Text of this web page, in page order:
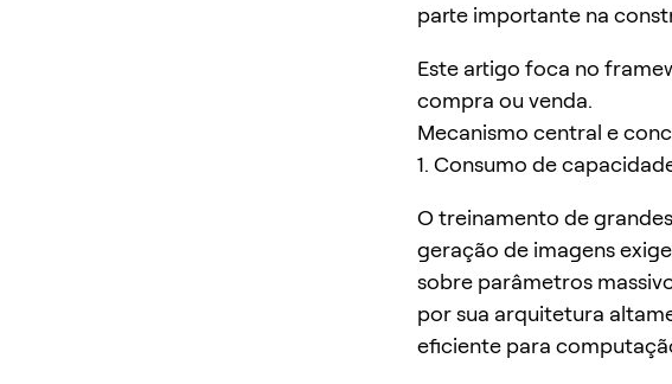
parte importante na
Este artigo foca no
compra ou venda.
Mecanismo central e
1. Consumo de
O treinamento de
geração de imagens
sobre parâmetros
por sua arquitetura
eficiente para